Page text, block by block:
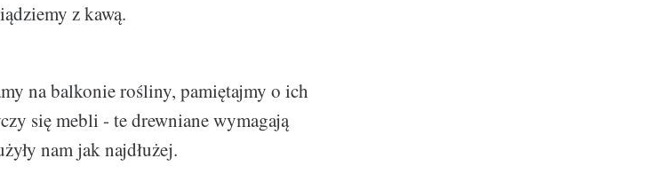
z kawą.
na balkonie rośliny, pamiętajmy o ich
się mebli - te drewniane wymagają
nam jak najdłużej.